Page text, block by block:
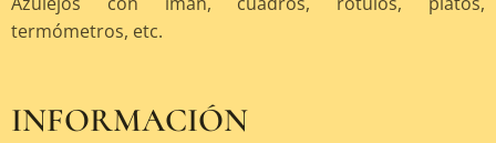
termómetros, etc.
INFORMACIÓN